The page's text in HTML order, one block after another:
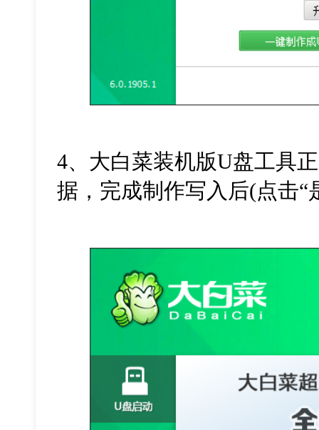
4、大白菜装机版U盘工具
据，完成制作写入后(点击“